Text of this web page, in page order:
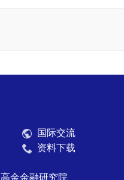
国际交流
资料下载
高金金融研究院